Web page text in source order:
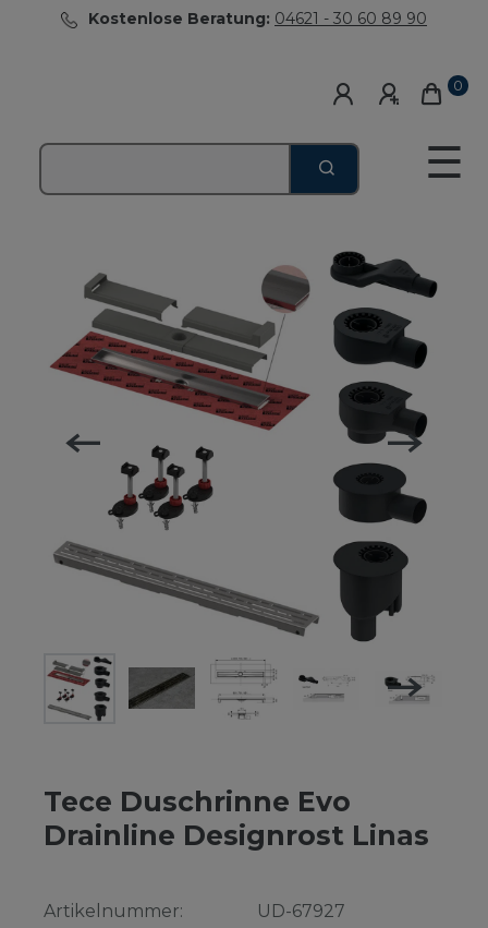
Kostenlose Beratung: 04621 - 30 60 89 90
0
☰
Tece Duschrinne Evo
Drainline Designrost Linas
Artikelnummer:
UD-67927